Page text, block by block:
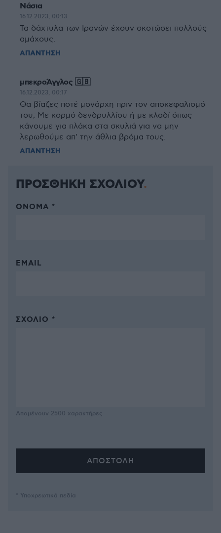
Νάσια
16.12.2023, 00:13
Τα δάχτυλα των Ιρανών έχουν σκοτώσει πολλούς
αμάχους.
ΑΠΑΝΤΗΣΗ
μπεκροΆγγλος 🇬🇧
16.12.2023, 00:17
Θα βίαζες ποτέ μονάρχη πριν τον αποκεφαλισμό
του; Με κορμό δενδρυλλίου ή με κλαδί όπως
κάνουμε για πλάκα στα σκυλιά για να μην
λερωθούμε απ' την άθλια βρόμα τους.
ΑΠΑΝΤΗΣΗ
ΠΡΟΣΘΗΚΗ ΣΧΟΛΙΟΥ
ΌΝΟΜΑ *
EMAIL
ΣΧΌΛΙΟ *
Απομένουν 2500 χαρακτήρες
* Υποχρεωτικά πεδία